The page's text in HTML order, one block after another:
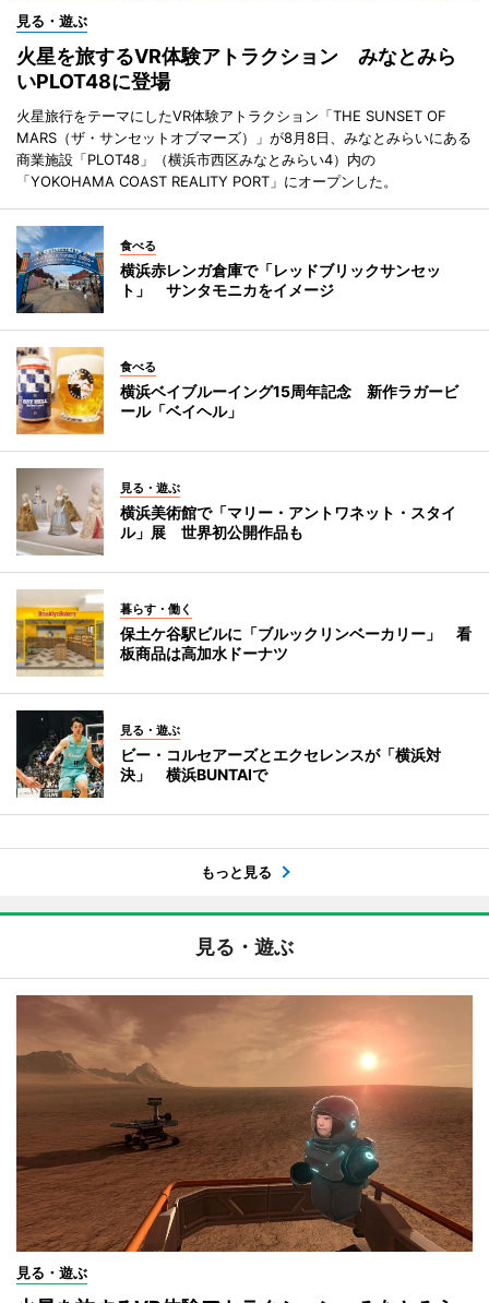
見る・遊ぶ
火星を旅するVR体験アトラクション みなとみら
いPLOT48に登場
火星旅行をテーマにしたVR体験アトラクション「THE SUNSET OF
MARS（ザ・サンセットオブマーズ）」が8月8日、みなとみらいにある
商業施設「PLOT48」（横浜市西区みなとみらい4）内の
「YOKOHAMA COAST REALITY PORT」にオープンした。
食べる
横浜赤レンガ倉庫で「レッドブリックサンセッ
ト」 サンタモニカをイメージ
食べる
横浜ベイブルーイング15周年記念 新作ラガービ
ール「ベイヘル」
見る・遊ぶ
横浜美術館で「マリー・アントワネット・スタイ
ル」展 世界初公開作品も
暮らす・働く
保土ケ谷駅ビルに「ブルックリンベーカリー」 看
板商品は高加水ドーナツ
見る・遊ぶ
ビー・コルセアーズとエクセレンスが「横浜対
決」 横浜BUNTAIで
もっと見る
見る・遊ぶ
見る・遊ぶ